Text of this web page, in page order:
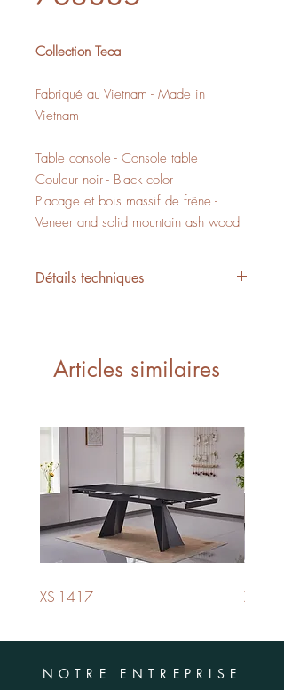
Collection Teca
Fabriqué au Vietnam - Made in
Vietnam
Table console - Console table
Couleur noir - Black color
Placage et bois massif de frêne -
Veneer and solid mountain ash wood
Détails techniques
Articles similaires
XS-1417 XS-
NOTRE ENTREPRISE